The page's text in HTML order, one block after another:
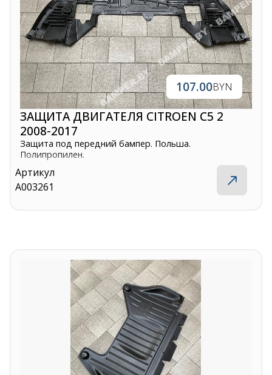
107.00BYN
ЗАЩИТА ДВИГАТЕЛЯ CITROEN C5 2
2008-2017
Защита под передний бампер. Польша.
Полипропилен.
Артикул
A003261